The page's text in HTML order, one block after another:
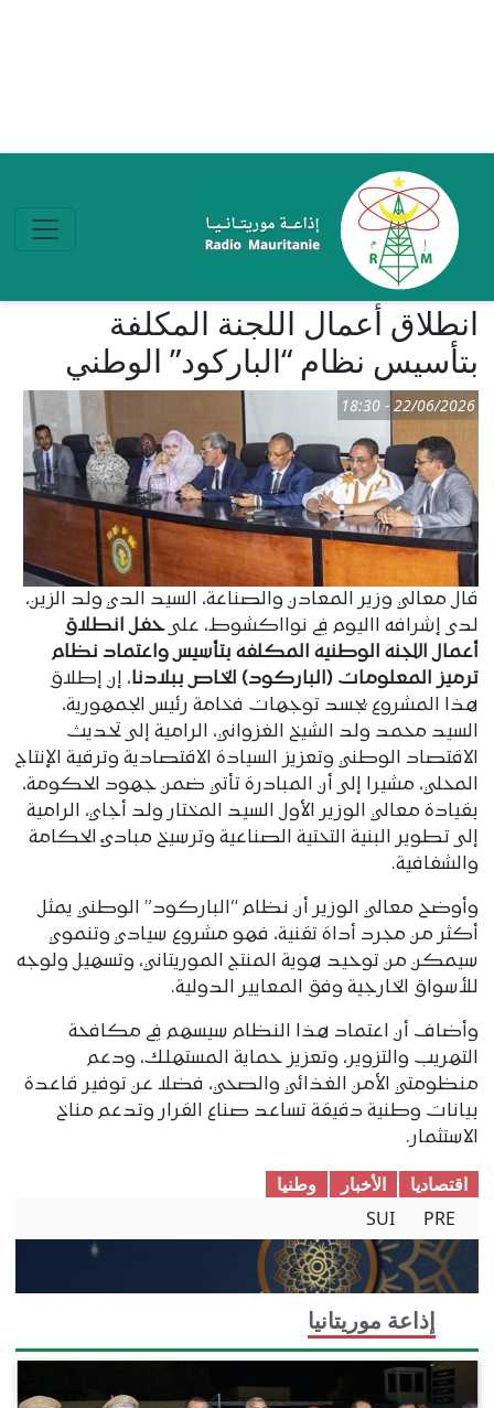
انطلاق أعمال اللجنة المكلفة
بتأسيس نظام “الباركود” الوطني
22/06/2026 - 18:30
قال معالي وزير المعادن والصناعة، السيد الدي ولد الزين،
لدى إشرافه االيوم في نوااكشوط، علىحفل انطلاق
أعمال اللجنة الوطنية المكلفة بتأسيس واعتماد نظام
ترميز المعلومات (الباركود) الخاص ببلادنا، إن إطلاق
هذا المشروع يجسد توجهات فخامة رئيس الجمهورية،
السيد محمد ولد الشيخ الغزواني، الرامية إلى تحديث
الاقتصاد الوطني وتعزيز السيادة الاقتصادية وترقية الإنتاج
المحلي، مشيرا إلى أن المبادرة تأتي ضمن جهود الحكومة،
بقيادة معالي الوزير الأول السيد المختار ولد أجاي، الرامية
إلى تطوير البنية التحتية الصناعية وترسيخ مبادئ الحكامة
والشفافية.
وأوضح معالي الوزير أن نظام “الباركود” الوطني يمثل
أكثر من مجرد أداة تقنية، فهو مشروع سيادي وتنموي
سيمكن من توحيد هوية المنتج الموريتاني، وتسهيل ولوجه
للأسواق الخارجية وفق المعايير الدولية.
وأضاف أن اعتماد هذا النظام سيسهم في مكافحة
التهريب والتزوير، وتعزيز حماية المستهلك، ودعم
منظومتي الأمن الغذائي والصحي، فضلا عن توفير قاعدة
بيانات وطنية دقيقة تساعد صناع القرار وتدعم مناخ
الاستثمار.
اقتصادیا الأخبار
وطنیا
PRE
SUI
إذاعة موريتانيا